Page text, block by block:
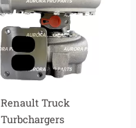
Renault Truck
Turbchargers